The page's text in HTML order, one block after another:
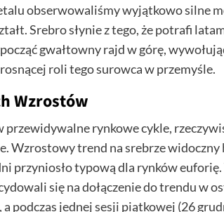
obserwowaliśmy wyjątkowo silne
Srebro słynie z tego, że potrafi
gwałtowny rajd w górę,
roli tego surowca w przemyśle.
Wzrostów
rynkowe cykle,
Wzrostowy trend na srebrze widoczny
przyniosło typową dla rynków
się na dołączenie do trendu w
a podczas jednej sesji piątkowej (26